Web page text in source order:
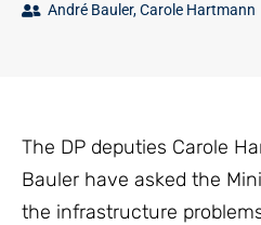
André Bauler,Carole Hartmann
The DP deputies Carole
Bauler have asked the
the infrastructure